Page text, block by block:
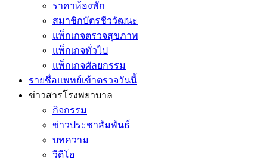
ราคาห้องพัก
สมาชิกบัตรชีววัฒนะ
แพ็กเกจตรวจสุขภาพ
แพ็กเกจทั่วไป
แพ็กเกจศัลยกรรม
รายชื่อแพทย์เข้าตรวจวันนี้
ข่าวสารโรงพยาบาล
กิจกรรม
ข่าวประชาสัมพันธ์
บทความ
วีดีโอ